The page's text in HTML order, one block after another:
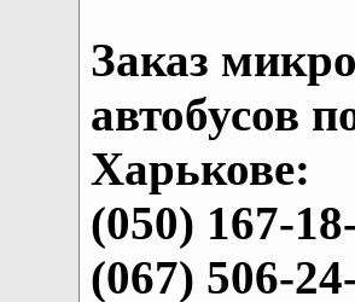
Заказ
автобусов
Харькове:
(050) 167-
(067) 506-